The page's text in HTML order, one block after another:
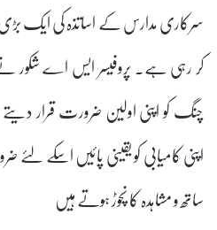
سرکاری مدارس کے اساتذہ کی ایک
کر رہی ہے۔ پروفیسر ایس اے شکور
چنگ کو اپنی اولین ضرورت قرار
اپنی کامیابی کو یقینی پائیں اسکے
ساتھ و مشاہدہ کا نچوڑ ہوتے ہیں